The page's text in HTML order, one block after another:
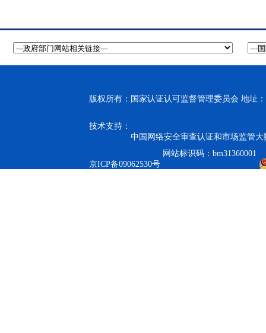
版权所有：国家认证认可监督管理委员会 地址
技术支持： 中国网络安全审查认证和市场监管大
京ICP备09062530号 网站标识码：bm31360001